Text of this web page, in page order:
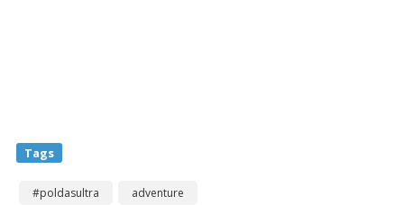
Tags
#poldasultra
adventure